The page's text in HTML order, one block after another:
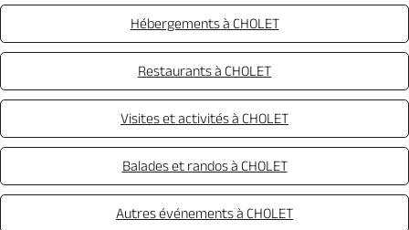
Hébergements à CHOLET
Restaurants à CHOLET
Visites et activités à CHOLET
Balades et randos à CHOLET
Autres événements à CHOLET